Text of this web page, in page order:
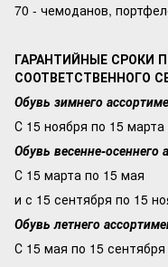
70 - чемоданов,
ГАРАНТИЙНЫЕ СРОКИ
СООТВЕТСТВЕННОГО
Обувь зимнего
С 15 ноября по 15 марта
Обувь весенне-осеннего
С 15 марта по 15 мая
и с 15 сентября по 15
Обувь летнего
С 15 мая по 15 сентября